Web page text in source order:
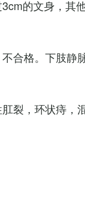
的文身，其
合格。下肢静
裂，环状痔，